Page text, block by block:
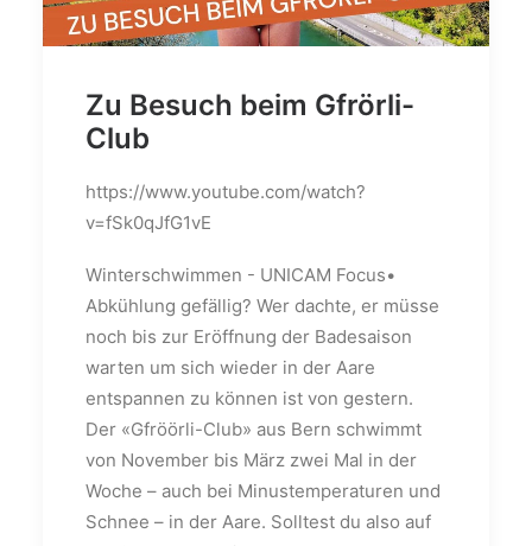
Zu Besuch beim Gfrörli-
Club
https://www.youtube.com/watch?
v=fSk0qJfG1vE
Winterschwimmen - UNICAM Focus•
Abkühlung gefällig? Wer dachte, er müsse
noch bis zur Eröffnung der Badesaison
warten um sich wieder in der Aare
entspannen zu können ist von gestern.
Der «Gfröörli-Club» aus Bern schwimmt
von November bis März zwei Mal in der
Woche – auch bei Minustemperaturen und
Schnee – in der Aare. Solltest du also auf